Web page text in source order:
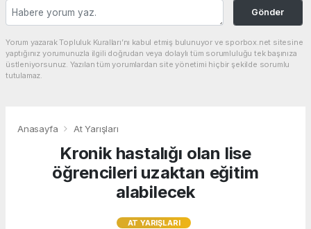
Gönder
Yorum yazarak Topluluk Kuralları’nı kabul etmiş bulunuyor ve sporbox.net sitesine
yaptığınız yorumunuzla ilgili doğrudan veya dolaylı tüm sorumluluğu tek başınıza
üstleniyorsunuz. Yazılan tüm yorumlardan site yönetimi hiçbir şekilde sorumlu
tutulamaz.
Anasayfa At Yarışları
Kronik hastalığı olan lise
öğrencileri uzaktan eğitim
alabilecek
AT YARIŞLARI